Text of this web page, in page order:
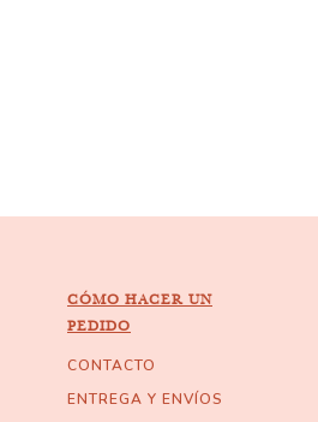
CÓMO HACER UN
PEDIDO
CONTACTO
ENTREGA Y ENVÍOS